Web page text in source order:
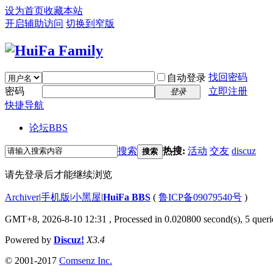
设为首页收藏本站
开启辅助访问 切换到窄版
自动登录 找回密码
密码
登录
立即注册
快捷导航
论坛BBS
搜索 搜索 热搜: 活动 交友 discuz
请先登录后才能继续浏览
Archiver|手机版|小黑屋|HuiFa BBS ( 鲁ICP备09079540号 )
GMT+8, 2026-8-10 12:31 , Processed in 0.020800 second(s), 5
Powered by Discuz! X3.4
© 2001-2017 Comsenz Inc.